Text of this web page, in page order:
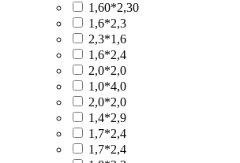
1,60*2,30
1,6*2,3
2,3*1,6
1,6*2,4
2,0*2,0
1,0*4,0
2,0*2,0
1,4*2,9
1,7*2,4
1,7*2,4